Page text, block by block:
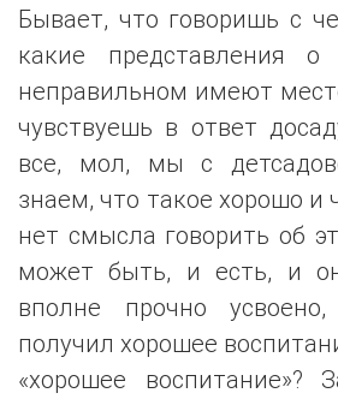
Бывает, что говоришь с
какие представления
неправильном имеют
чувствуешь в ответ
все, мол, мы с
знаем, что такое хорошо и
нет смысла говорить об
может быть, и есть, и
вполне прочно
получил хорошее
«хорошее воспитание»?